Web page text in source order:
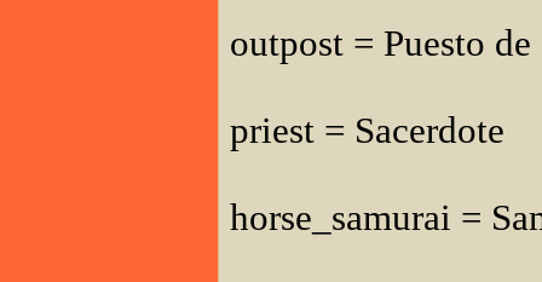
outpost = Puesto
priest = Sacerdote
horse_samurai =